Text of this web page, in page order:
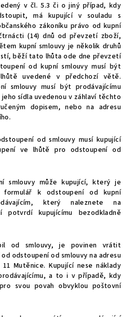
v čl. 5.3 či o jiný případ, kdy
má kupující v souladu s
zákoníku právo od kupní
(14) dnů od převzetí zboží,
kupní smlouvy je několik druhů
běží tato lhůta ode dne převzetí
od kupní smlouvy musí být
uvedené v předchozí větě.
smlouvy musí být prodávajícímu
sídla uvedenou v záhlaví těchto
dopisem, nebo na adresu
od smlouvy musí kupující
ve lhůtě pro odstoupení od
smlouvy může kupující, který je
k odstoupení od kupní
který naleznete na
potvrdí kupujícímu bezodkladně
od smlouvy, je povinen vrátit
odstoupení od smlouvy na adresu
Mutěnice. Kupující nese náklady
a to i v případě, kdy
svou povah obvyklou poštovní